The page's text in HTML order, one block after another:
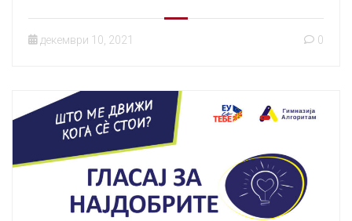
декември 10, 2021 0